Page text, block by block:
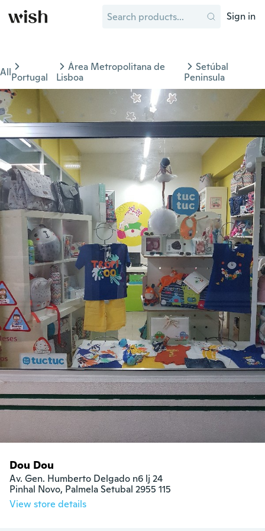
Sign in
AllPortugal
Área Metropolitana de
Lisboa
Setúbal
Peninsula
Dou Dou
Av. Gen. Humberto Delgado n6 lj 24
Pinhal Novo, Palmela Setubal 2955 115
View store details